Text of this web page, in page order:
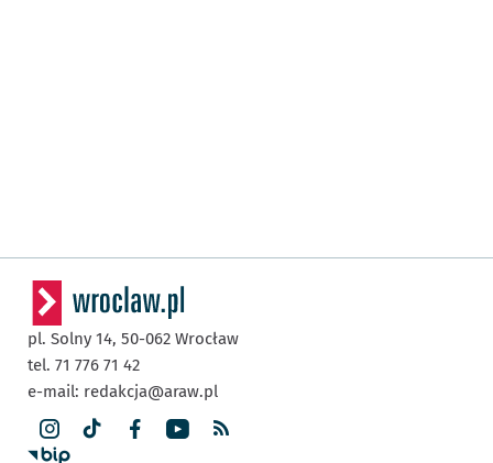
pl. Solny 14, 50-062 Wrocław
tel. 71 776 71 42
e-mail: redakcja@araw.pl